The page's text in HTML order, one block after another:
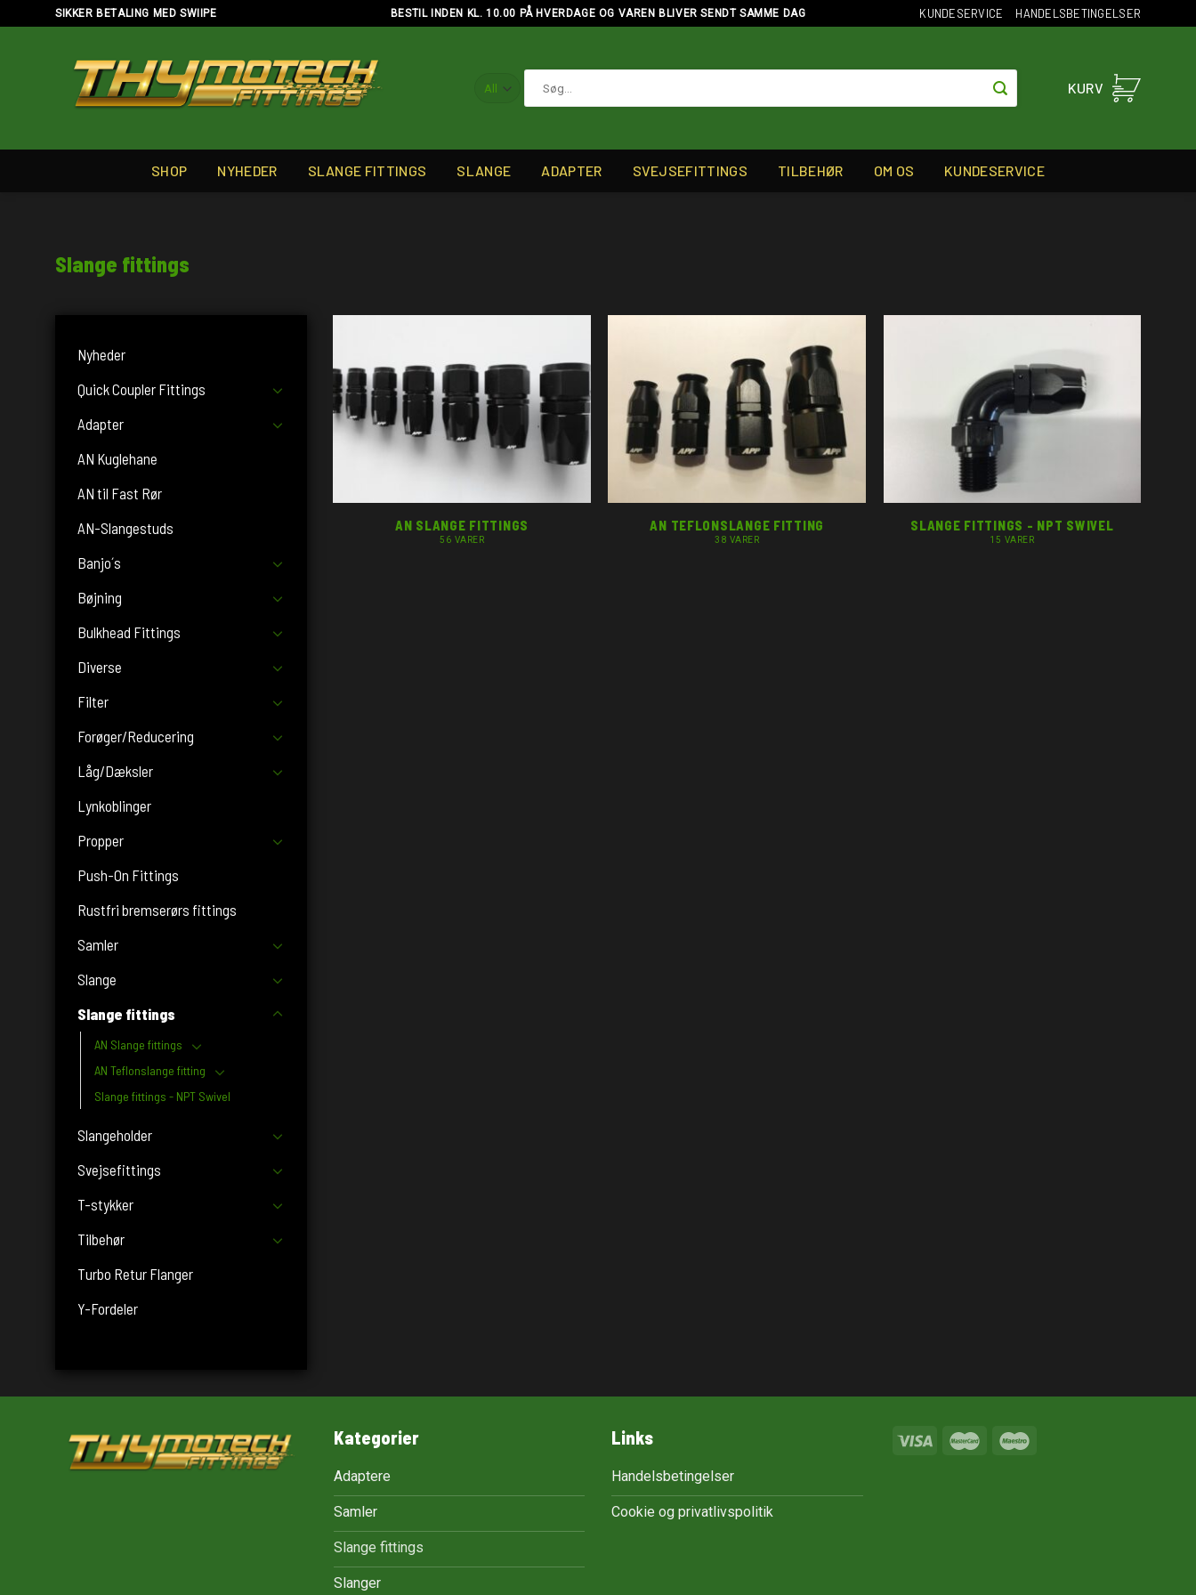
to
SIKKER BETALING MED SWIIPE BESTIL INDEN KL. 10.00 PÅ HVERDAGE OG VAREN BLIVER SENDT SAMME DAG KUNDESERVICE HANDELSBETINGELSER
efter:
KURV
SHOP NYHEDER SLANGE FITTINGS SLANGE ADAPTER SVEJSEFITTINGS TILBEHØR OM OS KUNDESERVICE
Slange fittings
Nyheder
Quick Coupler Fittings
Adapter
AN Kuglehane
AN til Fast Rør
AN-Slangestuds
Banjo´s
Bøjning
Bulkhead Fittings
Diverse
Filter
Forøger/Reducering
Låg/Dæksler
Lynkoblinger
Propper
Push-On Fittings
Rustfri bremserørs fittings
Samler
Slange
Slange fittings
AN Slange fittings
AN Teflonslange fitting
Slange fittings - NPT Swivel
Slangeholder
Svejsefittings
T-stykker
Tilbehør
Turbo Retur Flanger
Y-Fordeler
AN SLANGE FITTINGS
56 VARER
AN TEFLONSLANGE FITTING
38 VARER
SLANGE FITTINGS - NPT SWIVEL
15 VARER
Kategorier
Adaptere
Samler
Slange fittings
Slanger
Links
Handelsbetingelser
Cookie og privatlivspolitik